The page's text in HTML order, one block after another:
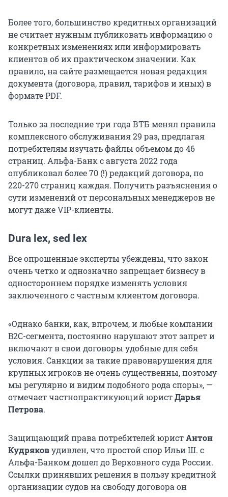
Более того, большинство кредитных организаций
не считает нужным публиковать информацию о
конкретных изменениях или информировать
клиентов об их практическом значении. Как
правило, на сайте размещается новая редакция
документа (договора, правил, тарифов и иных) в
формате PDF.
Только за последние три года ВТБ менял правила
комплексного обслуживания 29 раз, предлагая
потребителям изучать файлы объемом до 46
страниц. Альфа-Банк с августа 2022 года
опубликовал более 70 (!) редакций договора, по
220-270 страниц каждая. Получить разъяснения о
сути изменений от персональных менеджеров не
могут даже VIP-клиенты.
Dura lex, sed lex
Все опрошенные эксперты убеждены, что закон
очень четко и однозначно запрещает бизнесу в
одностороннем порядке изменять условия
заключенного с частным клиентом договора.
«Однако банки, как, впрочем, и любые компании
B2C-сегмента, постоянно нарушают этот запрет и
включают в свои договоры удобные для себя
условия. Санкции за такие правонарушения для
крупных игроков не очень существенны, поэтому
мы регулярно и видим подобного рода споры», —
отмечает частнопрактикующий юристДарья
Петрова.
Защищающий права потребителей юристАнтон
Кудряковудивлен, что простой спор Ильи Ш. с
Альфа-Банком дошел до Верховного суда России.
Ссылки принявших решения в пользу кредитной
организации судов на свободу договора он